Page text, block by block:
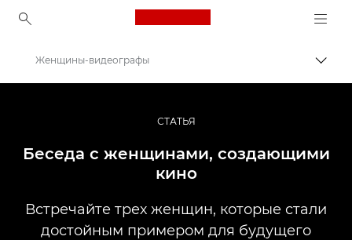
Canon Logo, back to
Профессиональная фото- и видеосъемка
Истории
Женщины-видеографы
СТАТЬЯ
Беседа с женщинами, создающими
кино
Встречайте трех женщин, которые стали
достойным примером для будущего